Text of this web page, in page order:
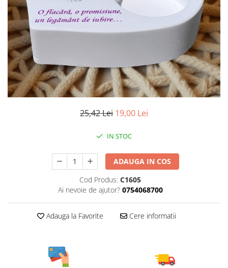
25,42 Lei 19,00 Lei
IN STOC
ADAUGA IN COS
Cod Produs: C1605
Ai nevoie de ajutor? 0754068700
Adauga la Favorite Cere informatii